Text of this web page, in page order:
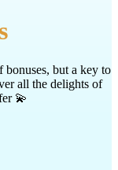
bonuses, but a key to
all the delights of
💫